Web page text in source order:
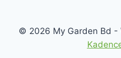
© 2026 My Garden Bd -